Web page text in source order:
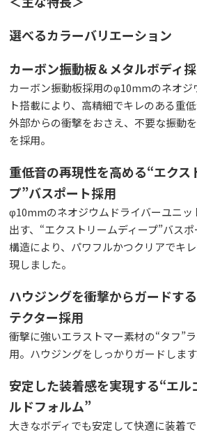
選べるカラーバリエーション
カーボン振動板＆メタルボディ
カーボン振動板採用のφ10mmのネオジ
ト搭載により、高精細でキレのある重
外部からの衝撃をおさえ、不要な振動
を採用。
重低音の再現性を高める“エクス
プ”バスポート採用
φ10mmのネオジウムドライバーユニッ
出す、“エクストリームディープ”バス
構造により、パワフルかつクリアでキ
現しました。
ハウジングを衝撃からガードす
テクター採用
衝撃に強いエラストマー素材の“タフ”
用。ハウジングをしっかりガードします
安定した装着感を実現する“エル
ルドフォルム”
大きなボディでも安定して快適に装着